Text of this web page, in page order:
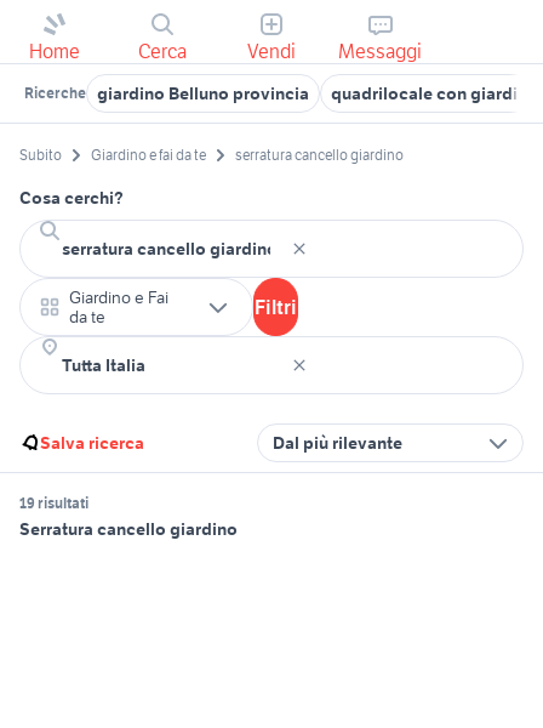
Home Cerca Vendi Messaggi
Ricerche giardino Belluno provincia quadrilocale con giardino
Subito Giardino e fai da te serratura cancello giardino
Cosa cerchi?
Giardino e Fai
da te
Filtri
Salva ricerca Dal più rilevante
19 risultati
Serratura cancello giardino